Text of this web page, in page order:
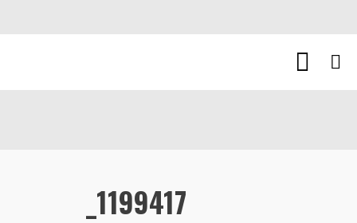
_1199417